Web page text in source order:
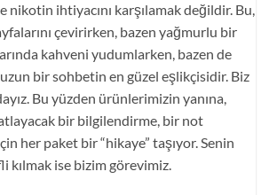
nikotin ihtiyacını karşılamak değildir. Bu,
çevirirken, bazen yağmurlu bir
kahveni yudumlarken, bazen de
bir sohbetin en güzel eşlikçisidir. Biz
Bu yüzden ürünlerimizin yanına,
bir bilgilendirme, bir not
her paket bir “hikaye” taşıyor. Senin
kılmak ise bizim görevimiz.